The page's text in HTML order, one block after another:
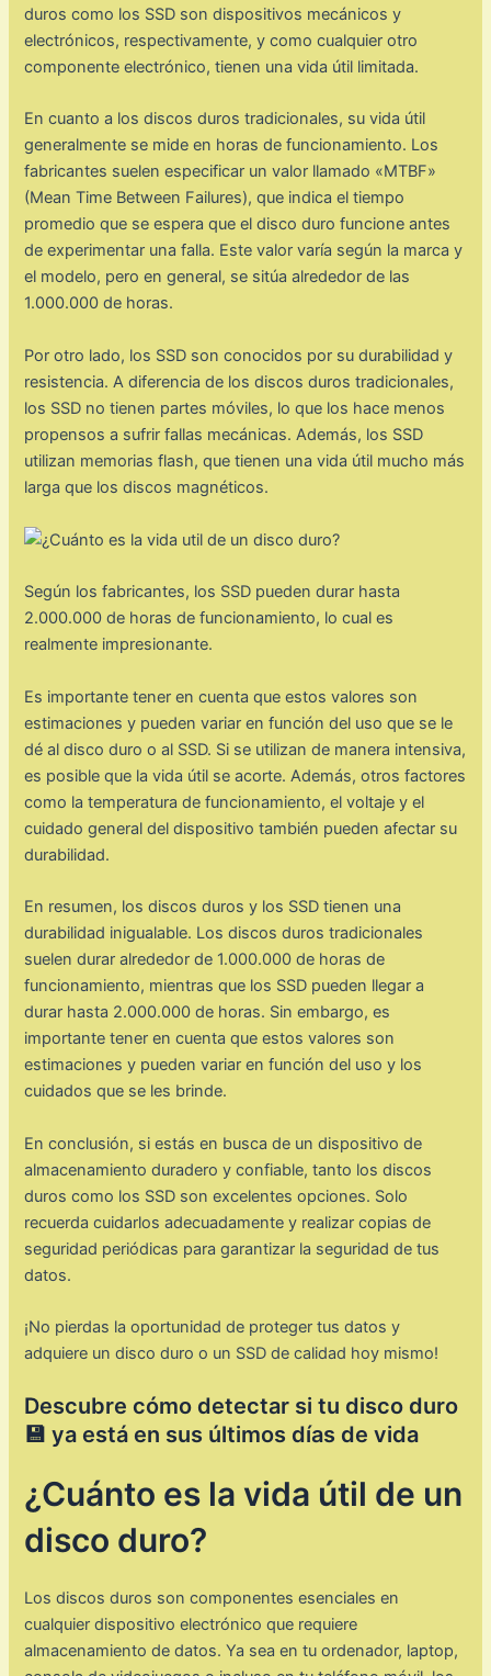
duros como los SSD son dispositivos mecánicos y
electrónicos, respectivamente, y como cualquier otro
componente electrónico, tienen una vida útil limitada.
En cuanto a los discos duros tradicionales, su vida útil
generalmente se mide en horas de funcionamiento. Los
fabricantes suelen especificar un valor llamado «MTBF»
(Mean Time Between Failures), que indica el tiempo
promedio que se espera que el disco duro funcione antes
de experimentar una falla. Este valor varía según la marca y
el modelo, pero en general, se sitúa alrededor de las
1.000.000 de horas.
Por otro lado, los SSD son conocidos por su durabilidad y
resistencia. A diferencia de los discos duros tradicionales,
los SSD no tienen partes móviles, lo que los hace menos
propensos a sufrir fallas mecánicas. Además, los SSD
utilizan memorias flash, que tienen una vida útil mucho más
larga que los discos magnéticos.
Según los fabricantes, los SSD pueden durar hasta
2.000.000 de horas de funcionamiento, lo cual es
realmente impresionante.
Es importante tener en cuenta que estos valores son
estimaciones y pueden variar en función del uso que se le
dé al disco duro o al SSD. Si se utilizan de manera intensiva,
es posible que la vida útil se acorte. Además, otros factores
como la temperatura de funcionamiento, el voltaje y el
cuidado general del dispositivo también pueden afectar su
durabilidad.
En resumen, los discos duros y los SSD tienen una
durabilidad inigualable. Los discos duros tradicionales
suelen durar alrededor de 1.000.000 de horas de
funcionamiento, mientras que los SSD pueden llegar a
durar hasta 2.000.000 de horas. Sin embargo, es
importante tener en cuenta que estos valores son
estimaciones y pueden variar en función del uso y los
cuidados que se les brinde.
En conclusión, si estás en busca de un dispositivo de
almacenamiento duradero y confiable, tanto los discos
duros como los SSD son excelentes opciones. Solo
recuerda cuidarlos adecuadamente y realizar copias de
seguridad periódicas para garantizar la seguridad de tus
datos.
¡No pierdas la oportunidad de proteger tus datos y
adquiere un disco duro o un SSD de calidad hoy mismo!
Descubre cómo detectar si tu disco duro
💾 ya está en sus últimos días de vida
¿Cuánto es la vida útil de un
disco duro?
Los discos duros son componentes esenciales en
cualquier dispositivo electrónico que requiere
almacenamiento de datos. Ya sea en tu ordenador, laptop,